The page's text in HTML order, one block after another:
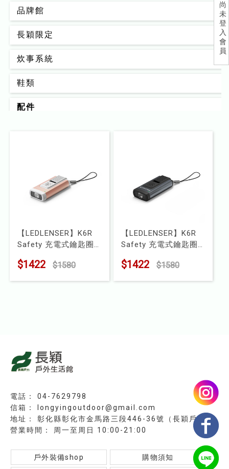
尚
未
登
入
會
員
品牌館
長穎限定
炊事系統
鞋類
配件
睡眠系統
器材裝備
挖寶區
⭐長毛象-過季出清75折⭐
【LEDLENSER】K6R
Safety 充電式鑰匙圈
型號 : 502581
$1422 $1580
【LEDLENSER】K6R
Safety 充電式鑰匙圈
型號 : 502580
$1422 $1580
04-7629798
longyingoutdoor@gmail.com
彰化縣彰化市金馬路三段446-36號（長穎戶外）
周一至周日 10:00-21:00
戶外裝備shop 購物須知